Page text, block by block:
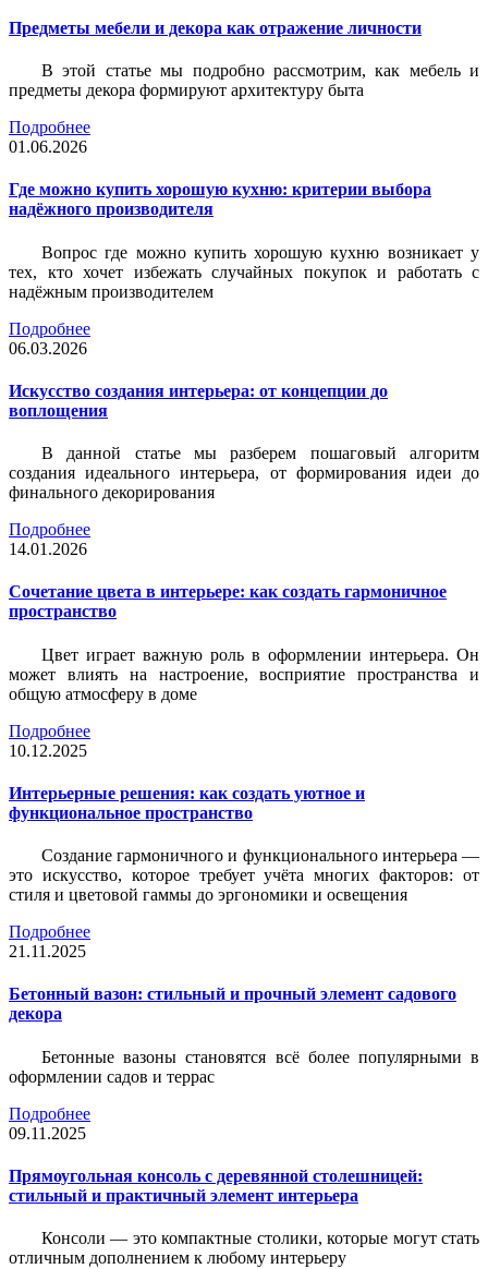
Предметы мебели и декора как отражение личности
В этой статье мы подробно рассмотрим, как мебель и
предметы декора формируют архитектуру быта
Подробнее
01.06.2026
Где можно купить хорошую кухню: критерии выбора
надёжного производителя
Вопрос где можно купить хорошую кухню возникает у
тех, кто хочет избежать случайных покупок и работать с
надёжным производителем
Подробнее
06.03.2026
Искусство создания интерьера: от концепции до
воплощения
В данной статье мы разберем пошаговый алгоритм
создания идеального интерьера, от формирования идеи до
финального декорирования
Подробнее
14.01.2026
Сочетание цвета в интерьере: как создать гармоничное
пространство
Цвет играет важную роль в оформлении интерьера. Он
может влиять на настроение, восприятие пространства и
общую атмосферу в доме
Подробнее
10.12.2025
Интерьерные решения: как создать уютное и
функциональное пространство
Создание гармоничного и функционального интерьера —
это искусство, которое требует учёта многих факторов: от
стиля и цветовой гаммы до эргономики и освещения
Подробнее
21.11.2025
Бетонный вазон: стильный и прочный элемент садового
декора
Бетонные вазоны становятся всё более популярными в
оформлении садов и террас
Подробнее
09.11.2025
Прямоугольная консоль с деревянной столешницей:
стильный и практичный элемент интерьера
Консоли — это компактные столики, которые могут стать
отличным дополнением к любому интерьеру